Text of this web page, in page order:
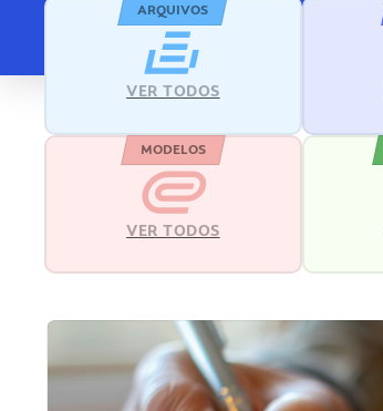
ARQUIVOS
VER TODOS
MODELOS
VER TODOS